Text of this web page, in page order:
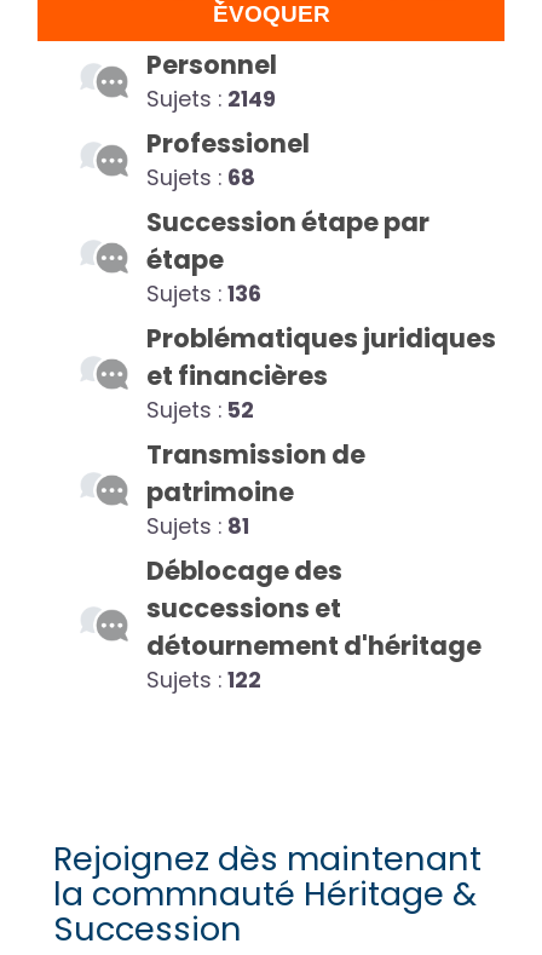
ÉVOQUER
Personnel
Sujets : 2149
Professionel
Sujets : 68
Succession étape par
étape
Sujets : 136
Problématiques juridiques
et financières
Sujets : 52
Transmission de
patrimoine
Sujets : 81
Déblocage des
successions et
détournement d'héritage
Sujets : 122
Rejoignez dès maintenant
la commnauté Héritage &
Succession